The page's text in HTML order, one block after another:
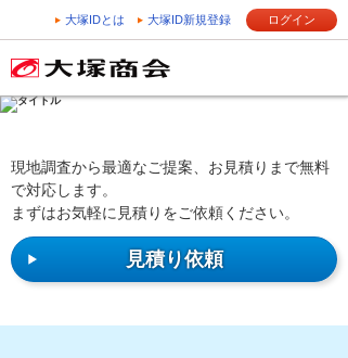
大塚IDとは 大塚ID新規登録 ログイン
現地調査から最適なご提案、お見積りまで無料
で対応します。
まずはお気軽に見積りをご依頼ください。
見積り依頼